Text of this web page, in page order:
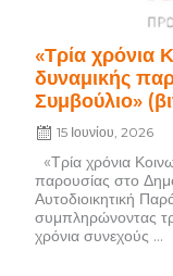
«Τρία χρόνια
δυναμικής
Συμβούλιο»
15 Ιουνίου, 2026
«Τρία χρόνια
παρουσίας στο
Αυτοδιοικητική
συμπληρώνοντας
χρόνια συνεχούς ...